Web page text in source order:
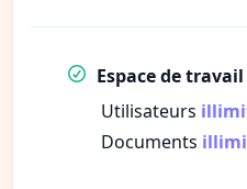
Espace de
Utilisateurs
Documents